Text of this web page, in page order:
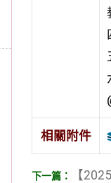
相關附件
【